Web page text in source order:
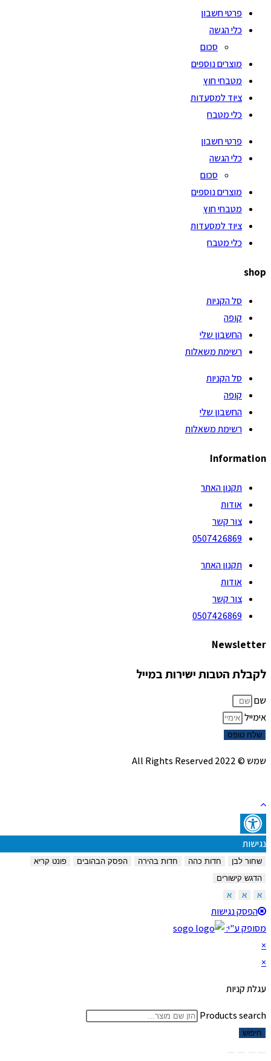
פרטי חשבון
כלי הגשה
סכום
מוצרים נוספים
מטבחי חוץ
ציוד למסעדות
כלי מטבח
פרטי חשבון
כלי הגשה
סכום
מוצרים נוספים
מטבחי חוץ
ציוד למסעדות
כלי מטבח
shop
סל הקניות
קופה
החשבון שלי
רשימת משאלות
סל הקניות
קופה
החשבון שלי
רשימת משאלות
Information
תקנון האתר
אודות
צור קשר
0507426869
תקנון האתר
אודות
צור קשר
0507426869
Newsletter
לקבלת הטבות ישירות במייל
שם
אימייל
שלח טופס
שמש © 2022 All Rights Reserved
נגישות
שחור לבן חדות כהה חדות בהירה הפסק הבהובים
פונט קריא
הדגש קישורים
הפסק נגישות
מסופק ע"י:
עגלת קניות
Products search
חיפוש